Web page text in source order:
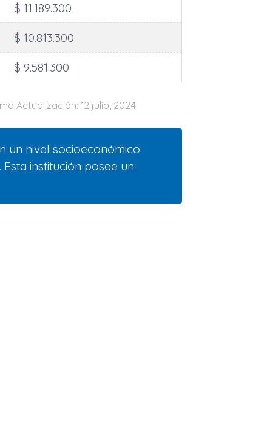
$ 11.189.300
$ 10.813.300
$ 9.581.300
Actualización: 12 julio, 2024
un nivel socioeconómico
institución posee un